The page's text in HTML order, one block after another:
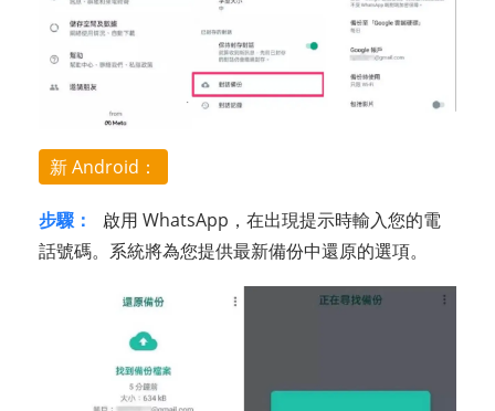
新 Android：
步驟：
啟用 WhatsApp，在出現提示時輸入您的電
話號碼。系統將為您提供最新備份中還原的選項。